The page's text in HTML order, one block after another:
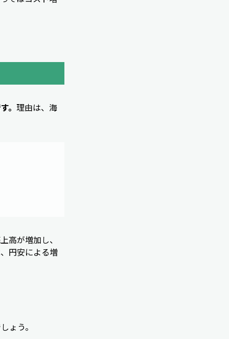
。 理由は、海
高が増加し、
円安による増
ょう。